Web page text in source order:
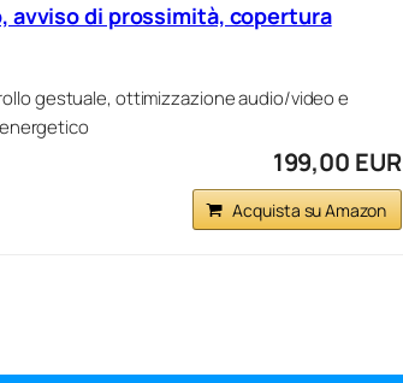
avviso di prossimità, copertura
gestuale, ottimizzazione audio/video e
199,00 EUR
Acquista su Amazon